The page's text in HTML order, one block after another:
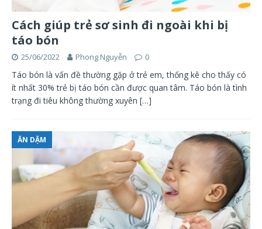
Cách giúp trẻ sơ sinh đi ngoài khi bị
táo bón
25/06/2022 Phong Nguyễn 0
Táo bón là vấn đề thường gặp ở trẻ em, thống kê cho thấy có
ít nhất 30% trẻ bị táo bón cần được quan tâm. Táo bón là tình
trạng đi tiêu không thường xuyên […]
ĂN DẶM